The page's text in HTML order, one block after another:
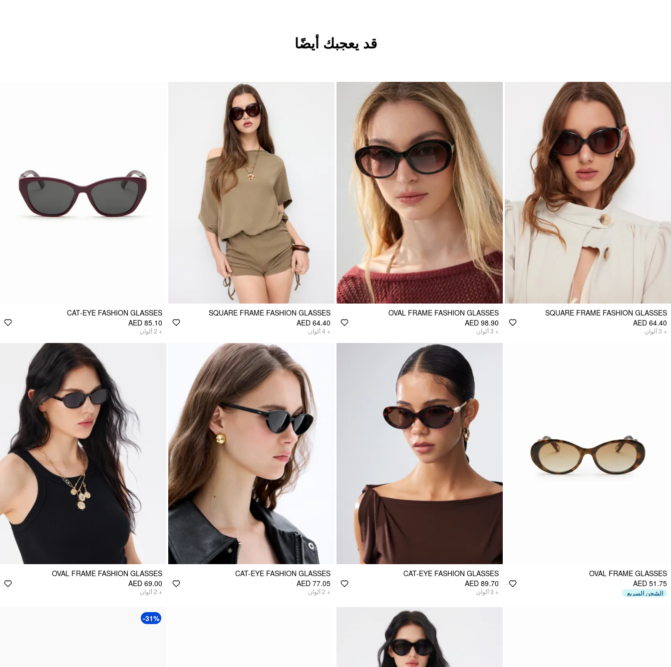
قد يعجبك أيضًا
SQUARE FRAME FASHION GLASSES
AED 64.40
+
3ألوان
OVAL FRAME FASHION GLASSES
AED 98.90
+
3ألوان
SQUARE FRAME FASHION GLASSES
AED 64.40
+
4ألوان
CAT-EYE FASHION GLASSES
AED 85.10
+
2ألوان
OVAL FRAME GLASSES
AED 51.75
الشحن السريع
CAT-EYE FASHION GLASSES
AED 89.70
+
3ألوان
CAT-EYE FASHION GLASSES
AED 77.05
+
2ألوان
OVAL FRAME FASHION GLASSES
AED 69.00
+
2ألوان
-31%